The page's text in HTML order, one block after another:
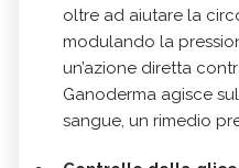
oltre ad aiutare la
modulando la
un’azione diretta
Ganoderma agisce
sangue, un rimedio